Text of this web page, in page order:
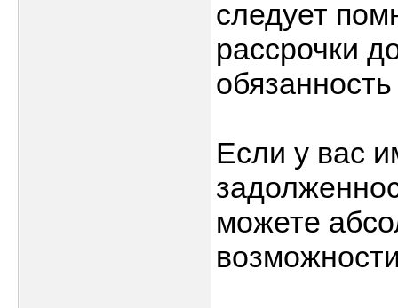
следует
рассрочки
Если у вас
можете